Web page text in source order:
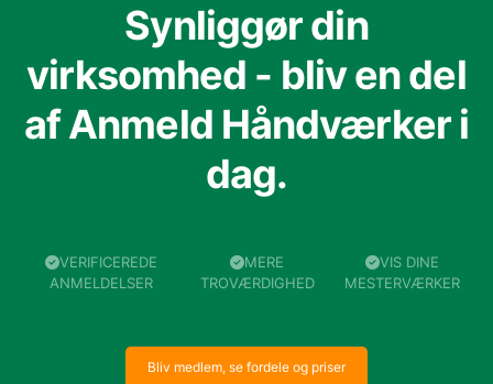
Synliggør din
virksomhed - bliv en del
af Anmeld Håndværker i
dag.
VERIFICEREDE
ANMELDELSER
MERE
TROVÆRDIGHED
VIS DINE
MESTERVÆRKER
Bliv medlem, se fordele og priser